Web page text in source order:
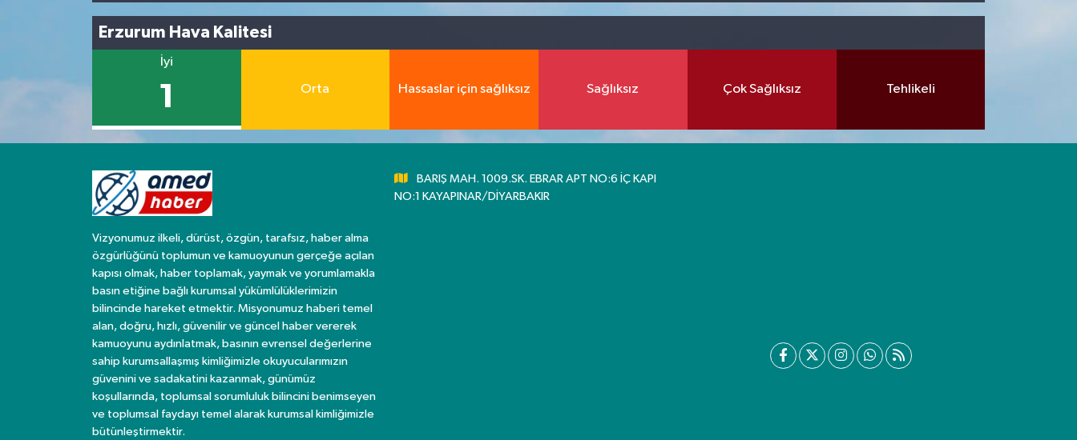
Erzurum Hava Kalitesi
İyi
1 Orta Hassaslar için sağlıksız Sağlıksız Çok Sağlıksız Tehlikeli
Vizyonumuz ilkeli, dürüst, özgün, tarafsız, haber alma
özgürlüğünü toplumun ve kamuoyunun gerçeğe açılan
kapısı olmak, haber toplamak, yaymak ve yorumlamakla
basın etiğine bağlı kurumsal yükümlülüklerimizin
bilincinde hareket etmektir. Misyonumuz haberi temel
alan, doğru, hızlı, güvenilir ve güncel haber vererek
kamuoyunu aydınlatmak, basının evrensel değerlerine
sahip kurumsallaşmış kimliğimizle okuyucularımızın
güvenini ve sadakatini kazanmak, günümüz
koşullarında, toplumsal sorumluluk bilincini benimseyen
ve toplumsal faydayı temel alarak kurumsal kimliğimizle
bütünleştirmektir.
BARIŞ MAH. 1009.SK. EBRAR APT NO:6 İÇ KAPI
NO:1 KAYAPINAR/DİYARBAKIR